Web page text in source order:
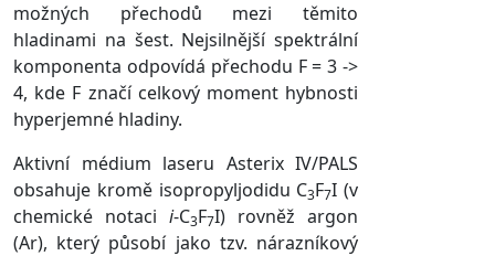
možných přechodů mezi těmito
hladinami na šest. Nejsilnější spektrální
komponenta odpovídá přechodu F = 3 ->
4, kde F značí celkový moment hybnosti
hyperjemné hladiny.
Aktivní médium laseru Asterix IV/PALS
obsahuje kromě isopropyljodidu C3F7I (v
chemické notaci i-C3F7I) rovněž argon
(Ar), který působí jako tzv. nárazníkový